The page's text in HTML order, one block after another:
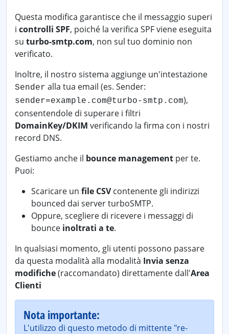
Questa modifica garantisce che il messaggio superi
i controlli SPF, poiché la verifica SPF viene eseguita
su turbo-smtp.com, non sul tuo dominio non
verificato.
Inoltre, il nostro sistema aggiunge un'intestazione
Sender alla tua email (es. Sender:
sender=example.com@turbo-smtp.com),
consentendole di superare i filtri
DomainKey/DKIM verificando la firma con i nostri
record DNS.
Gestiamo anche il bounce management per te.
Puoi:
Scaricare un file CSVcontenente gli indirizzi
bounced dai server turboSMTP.
Oppure, scegliere di ricevere i messaggi di
bounce inoltrati a te.
In qualsiasi momento, gli utenti possono passare
da questa modalità alla modalità Invia senza
modifiche(raccomandato) direttamente dall'Area
Clienti
Nota importante:
L'utilizzo di questo metodo di mittente "re-